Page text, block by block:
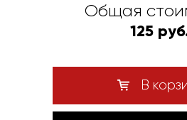
Общая
125
В